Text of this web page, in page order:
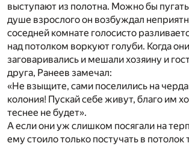
выступают из полотна. Можно бы
душе взрослого он возбуждал
соседней комнате голосисто
над потолком воркуют голуби. Когда
заговаривались и мешали хозяину и
друга, Ранеев замечал:
«Не взыщите, сами поселились на
колония! Пускай себе живут, благо им
теснее не будет».
А если они уж слишком посягали на
ему стоило только постучать в потолок